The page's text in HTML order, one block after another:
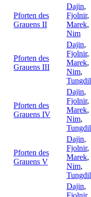
Pforten des
Grauens II
Dajin,
Fjolnir,
Marek,
Nim
Pforten des
Grauens III
Dajin,
Fjolnir,
Marek,
Nim,
Tungdil
Pforten des
Grauens IV
Dajin,
Fjolnir,
Marek,
Nim,
Tungdil
Pforten des
Grauens V
Dajin,
Fjolnir,
Marek,
Nim,
Tungdil
Dajin,
Fjolnir,